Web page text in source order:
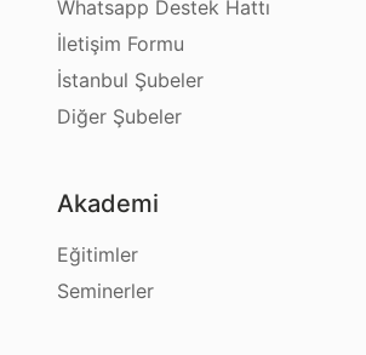
Whatsapp Destek Hattı
İletişim Formu
İstanbul Şubeler
Diğer Şubeler
Akademi
Eğitimler
Seminerler